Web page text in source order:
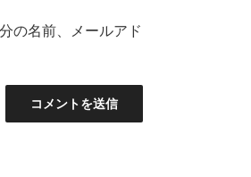
の名前、メールアド